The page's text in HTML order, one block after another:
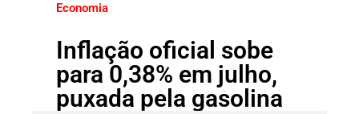
Economia
Inflação oficial sobe
para 0,38% em julho,
puxada pela gasolina